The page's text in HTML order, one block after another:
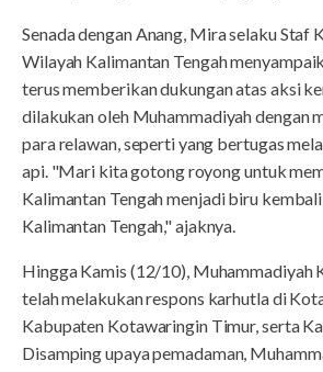
Senada dengan Anang, Mira selaku Staf
Wilayah Kalimantan Tengah
terus memberikan dukungan atas aksi
dilakukan oleh Muhammadiyah dengan
para relawan, seperti yang bertugas
api. "Mari kita gotong royong untuk
Kalimantan Tengah menjadi biru
Kalimantan Tengah," ajaknya.
Hingga Kamis (12/10), Muhammadiyah
telah melakukan respons karhutla di
Kabupaten Kotawaringin Timur, serta
Disamping upaya pemadaman,